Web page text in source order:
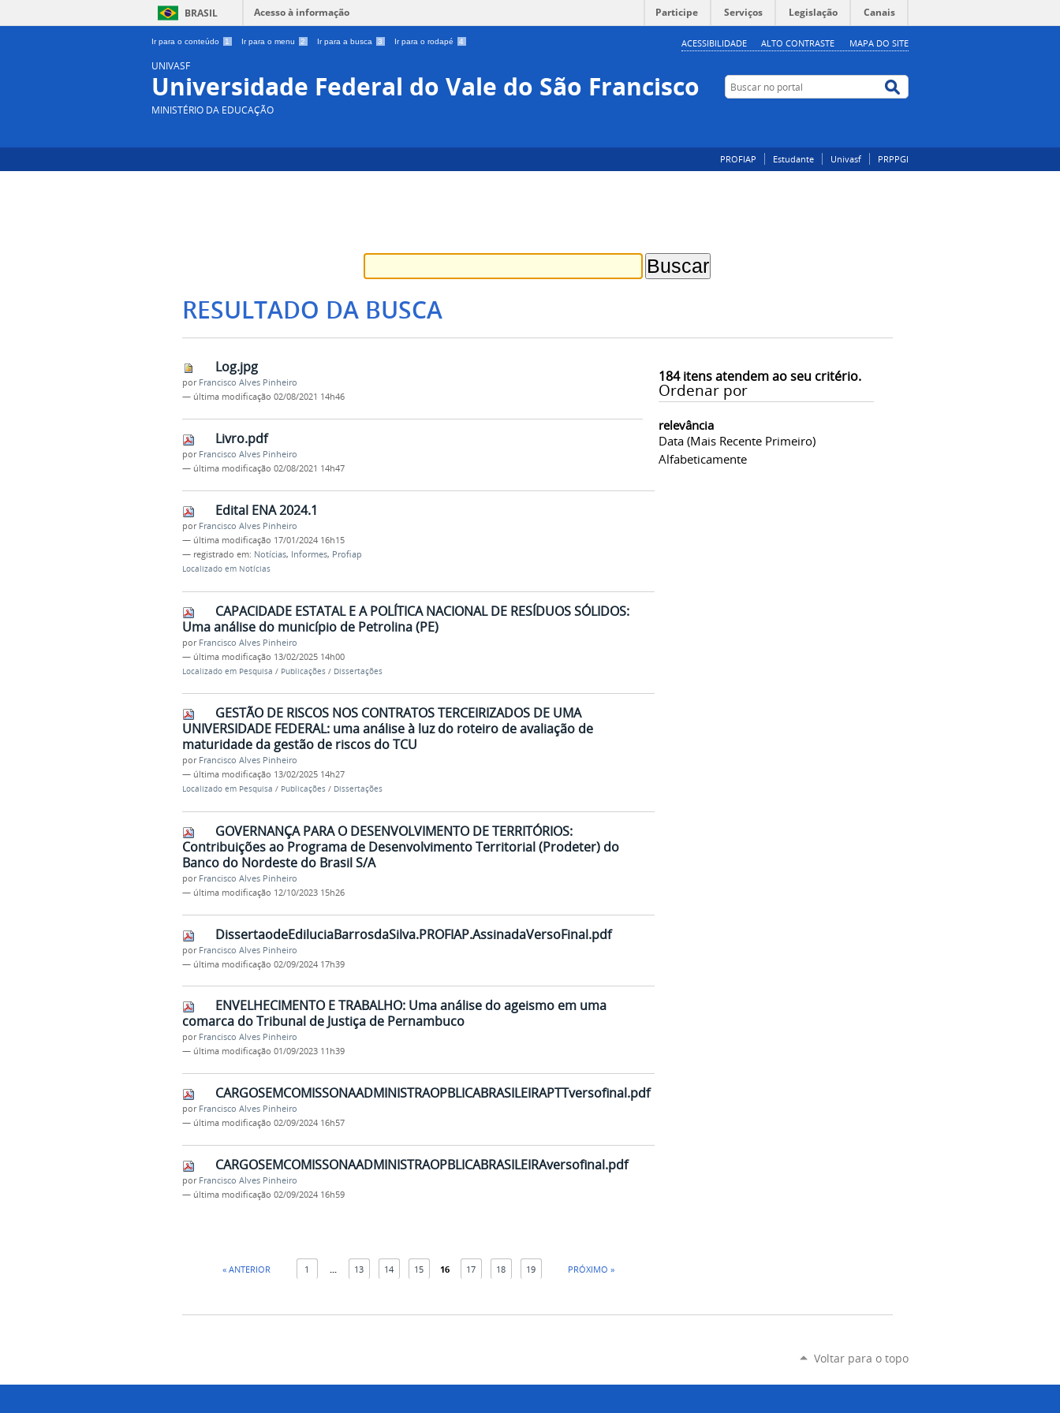
BRASIL Acesso à informação Participe Serviços Legislação Canais
Ir para o conteúdo 1 Ir para o menu 2 Ir para a busca 3 Ir para o rodapé 4 ACESSIBILIDADE ALTO CONTRASTE MAPA DO SITE
UNIVASF
Universidade Federal do Vale do São Francisco
MINISTÉRIO DA EDUCAÇÃO
Buscar no portal
PROFIAP Estudante Univasf PRPPGI
RESULTADO DA BUSCA
184itens atendem ao seu critério.
Ordenar por
relevância
Data (mais Recente Primeiro)
Alfabeticamente
Log.jpg
por Francisco Alves Pinheiro
— última modificação 02/08/2021 14h46
Livro.pdf
por Francisco Alves Pinheiro
— última modificação 02/08/2021 14h47
Edital ENA 2024.1
por Francisco Alves Pinheiro
— última modificação 17/01/2024 16h15
— registrado em: Notícias, Informes, Profiap
Localizado em Notícias
CAPACIDADE ESTATAL E A POLÍTICA NACIONAL DE RESÍDUOS SÓLIDOS:
Uma análise do município de Petrolina (PE)
por Francisco Alves Pinheiro
— última modificação 13/02/2025 14h00
Localizado em Pesquisa / Publicações / Dissertações
GESTÃO DE RISCOS NOS CONTRATOS TERCEIRIZADOS DE UMA
UNIVERSIDADE FEDERAL: uma análise à luz do roteiro de avaliação de
maturidade da gestão de riscos do TCU
por Francisco Alves Pinheiro
— última modificação 13/02/2025 14h27
Localizado em Pesquisa / Publicações / Dissertações
GOVERNANÇA PARA O DESENVOLVIMENTO DE TERRITÓRIOS:
Contribuições ao Programa de Desenvolvimento Territorial (Prodeter) do
Banco do Nordeste do Brasil S/A
por Francisco Alves Pinheiro
— última modificação 12/10/2023 15h26
DissertaodeEdiluciaBarrosdaSilva.PROFIAP.AssinadaVersoFinal.pdf
por Francisco Alves Pinheiro
— última modificação 02/09/2024 17h39
ENVELHECIMENTO E TRABALHO: Uma análise do ageismo em uma
comarca do Tribunal de Justiça de Pernambuco
por Francisco Alves Pinheiro
— última modificação 01/09/2023 11h39
CARGOSEMCOMISSONAADMINISTRAOPBLICABRASILEIRAPTTversofinal.pdf
por Francisco Alves Pinheiro
— última modificação 02/09/2024 16h57
CARGOSEMCOMISSONAADMINISTRAOPBLICABRASILEIRAversofinal.pdf
por Francisco Alves Pinheiro
— última modificação 02/09/2024 16h59
« ANTERIOR 1 13 14 15 16 17 18 19 PRÓXIMO »
Voltar para o topo